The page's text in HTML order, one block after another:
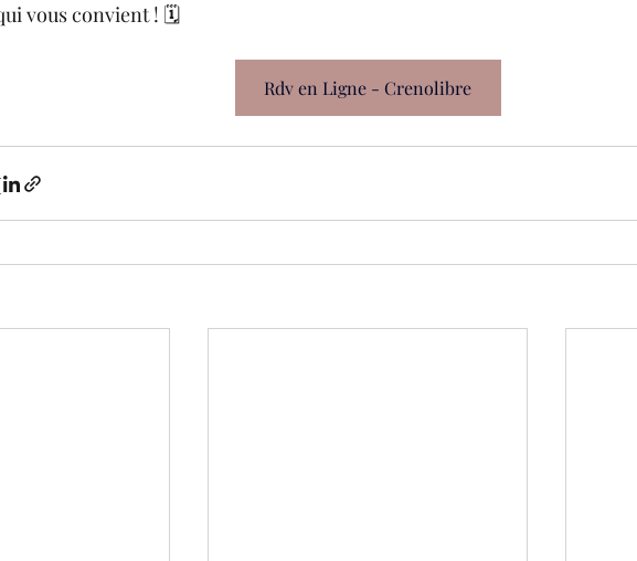
vous convient ! 🗓️
Rdv en Ligne - Crenolibre